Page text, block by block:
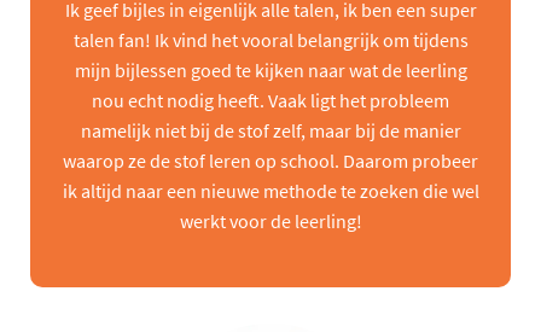
Ik geef bijles in eigenlijk alle talen, ik ben een super
talen fan! Ik vind het vooral belangrijk om tijdens
mijn bijlessen goed te kijken naar wat de leerling
nou echt nodig heeft. Vaak ligt het probleem
namelijk niet bij de stof zelf, maar bij de manier
waarop ze de stof leren op school. Daarom probeer
ik altijd naar een nieuwe methode te zoeken die wel
werkt voor de leerling!